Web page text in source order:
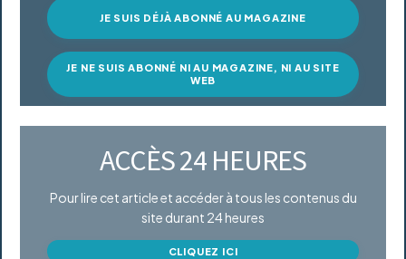
JE SUIS DÉJÀ ABONNÉ AU MAGAZINE
JE NE SUIS ABONNÉ NI AU MAGAZINE, NI AU SITE
WEB
ACCÈS 24 HEURES
Pour lire cet article et accéder à tous les contenus du
site durant 24 heures
CLIQUEZ ICI